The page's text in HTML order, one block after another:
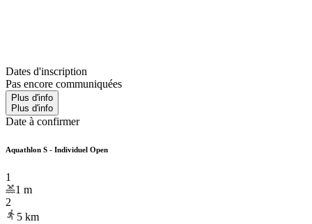
Dates d'inscription
Pas encore communiquées
Plus d'info
Plus d'info
Date à confirmer
Aquathlon S - Individuel Open
1
1 m
2
5 km